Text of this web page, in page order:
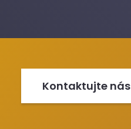
Kontaktujte nás